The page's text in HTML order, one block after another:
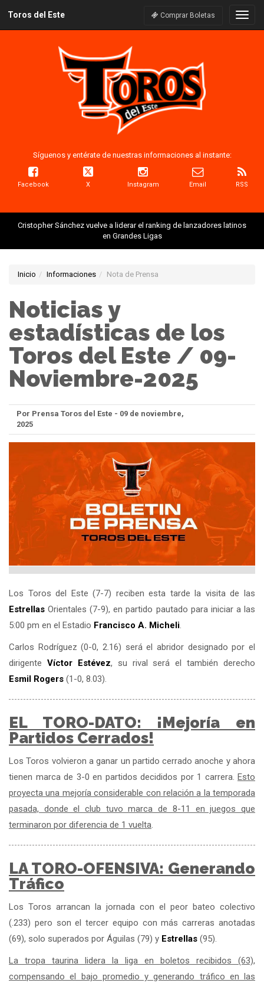
Toros del Este Comprar Boletas
Síguenos y entérate de nuestras informaciones al instante:
Facebook X Instagram Email RSS
Cristopher Sánchez vuelve a liderar el ranking de lanzadores latinos
en Grandes Ligas
Inicio Informaciones Nota de Prensa
Noticias y
estadísticas de los
Toros del Este / 09-
Noviembre-2025
Por Prensa Toros del Este - 09 de noviembre,
2025
Los Toros del Este (7-7) reciben esta tarde la visita de las
Estrellas Orientales (7-9), en partido pautado para iniciar a las
5:00 pm en el Estadio Francisco A. Micheli.
Carlos Rodríguez (0-0, 2.16) será el abridor designado por el
dirigente Víctor Estévez, su rival será el también derecho
Esmil Rogers (1-0, 8.03).
EL TORO-DATO: ¡Mejoría en
Partidos Cerrados!
Los Toros volvieron a ganar un partido cerrado anoche y ahora
tienen marca de 3-0 en partidos decididos por 1 carrera. Esto
proyecta una mejoría considerable con relación a la temporada
pasada, donde el club tuvo marca de 8-11 en juegos que
terminaron por diferencia de 1 vuelta.
LA TORO-OFENSIVA: Generando
Tráfico
Los Toros arrancan la jornada con el peor bateo colectivo
(.233) pero son el tercer equipo con más carreras anotadas
(69), solo superados por Águilas (79) y Estrellas (95).
La tropa taurina lidera la liga en boletos recibidos (63),
compensando el bajo promedio y generando tráfico en las